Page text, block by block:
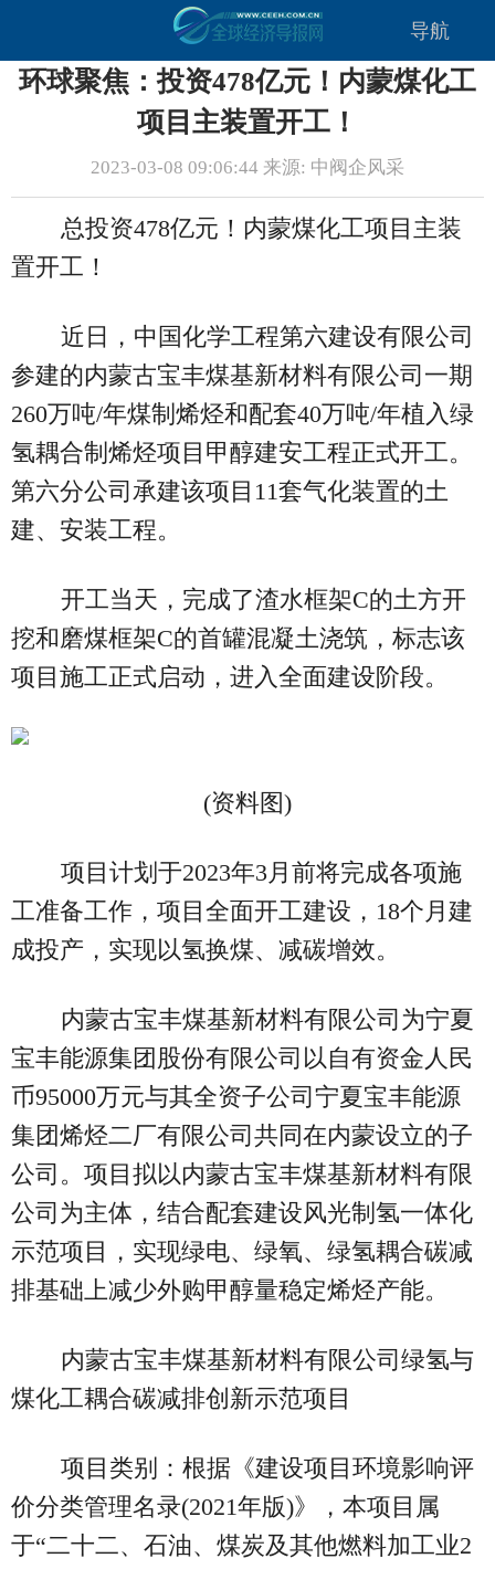
导航
环球聚焦：投资478亿元！内蒙煤化工
项目主装置开工！
2023-03-08 09:06:44 来源: 中阀企风采
总投资478亿元！内蒙煤化工项目主装
置开工！
近日，中国化学工程第六建设有限公司
参建的内蒙古宝丰煤基新材料有限公司一期
260万吨/年煤制烯烃和配套40万吨/年植入绿
氢耦合制烯烃项目甲醇建安工程正式开工。
第六分公司承建该项目11套气化装置的土
建、安装工程。
开工当天，完成了渣水框架C的土方开
挖和磨煤框架C的首罐混凝土浇筑，标志该
项目施工正式启动，进入全面建设阶段。
(资料图)
项目计划于2023年3月前将完成各项施
工准备工作，项目全面开工建设，18个月建
成投产，实现以氢换煤、减碳增效。
内蒙古宝丰煤基新材料有限公司为宁夏
宝丰能源集团股份有限公司以自有资金人民
币95000万元与其全资子公司宁夏宝丰能源
集团烯烃二厂有限公司共同在内蒙设立的子
公司。项目拟以内蒙古宝丰煤基新材料有限
公司为主体，结合配套建设风光制氢一体化
示范项目，实现绿电、绿氧、绿氢耦合碳减
排基础上减少外购甲醇量稳定烯烃产能。
内蒙古宝丰煤基新材料有限公司绿氢与
煤化工耦合碳减排创新示范项目
项目类别：根据《建设项目环境影响评
价分类管理名录(2021年版)》，本项目属
于“二十二、石油、煤炭及其他燃料加工业2